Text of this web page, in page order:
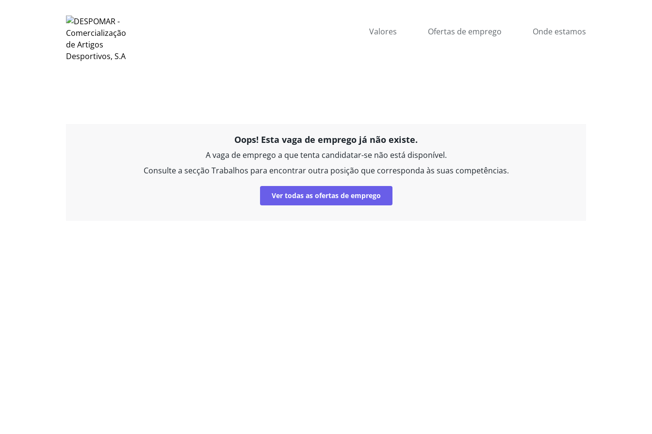
Valores Ofertas de emprego Onde estamos
Oops! Esta vaga de emprego já não existe.
A vaga de emprego a que tenta candidatar-se não está disponível.
Consulte a secção Trabalhos para encontrar outra posição que corresponda às suas competências.
Ver todas as ofertas de emprego